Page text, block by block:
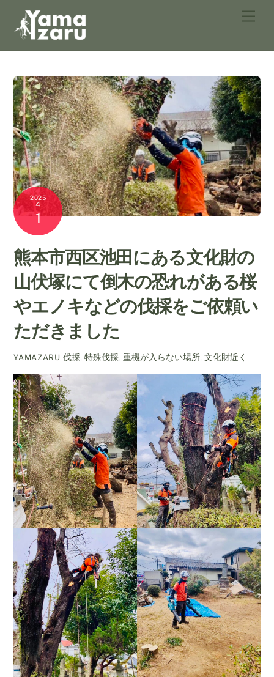
content
2025
4
1
熊本市西区池田にある文化財の
山伏塚にて倒木の恐れがある桜
やエノキなどの伐採をご依頼い
ただきました
YAMAZARU 伐採, 特殊伐採, 重機が入らない場所, 文化財近く